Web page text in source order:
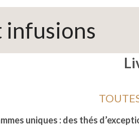
infusions
uniques : des thés